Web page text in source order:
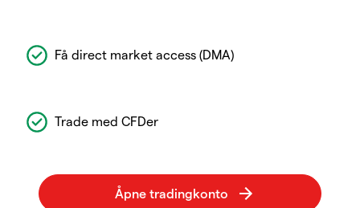
Få direct market access (DMA)
Trade med CFDer